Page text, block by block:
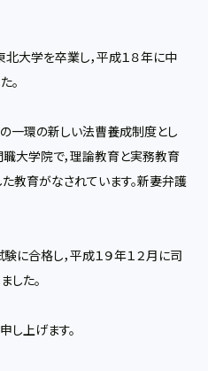
大学を卒業し，平成１８年に中
。
一環の新しい法曹養成制度とし
大学院で，理論教育と実務教育
教育がなされています。新妻弁護
に合格し，平成１９年１２月に司
した。
上げます。